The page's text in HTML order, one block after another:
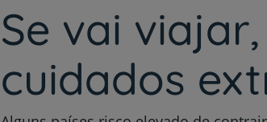
Se vai
cuidados